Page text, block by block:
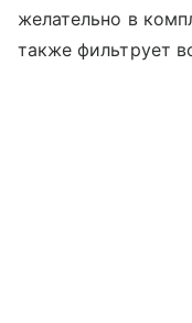
желательно в
также фильтрует